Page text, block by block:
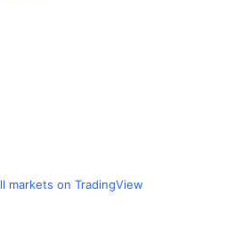
markets on TradingView